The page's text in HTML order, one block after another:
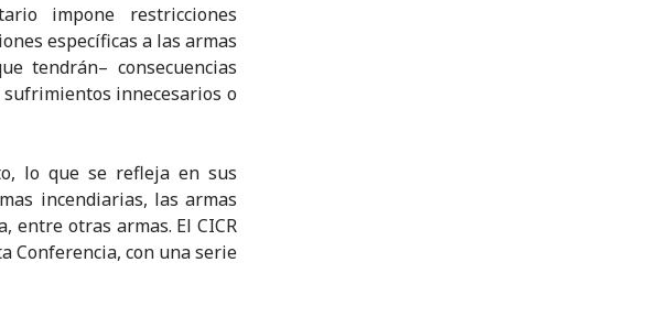
impone restricciones
específicas a las armas
tendrán– consecuencias
innecesarios o
lo que se refleja en sus
incendiarias, las armas
entre otras armas. El CICR
Conferencia, con una serie